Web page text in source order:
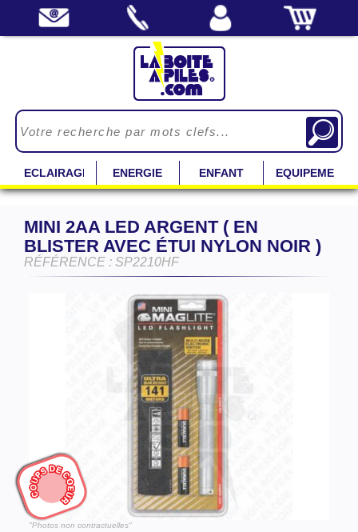
ECLAIRAGE ENERGIE ENFANT EQUIPEMENT
MINI 2AA LED ARGENT ( EN
BLISTER AVEC ÉTUI NYLON NOIR )
RÉFÉRENCE : SP2210HF
"Photos non contractuelles"